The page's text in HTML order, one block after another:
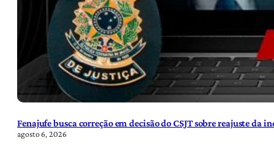
Fenajufe busca correção em decisão do CSJT sobre reajuste da
agosto 6, 2026